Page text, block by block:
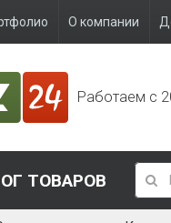
О компании
Работаем с
ТОВАРОВ